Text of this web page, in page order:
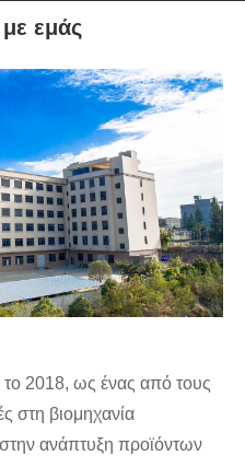
με εμάς
2018, ως ένας από τους
στη βιομηχανία
ανάπτυξη προϊόντων